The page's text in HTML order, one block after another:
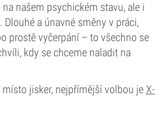
našem psychickém stavu, ale i
a únavné směny v práci,
prostě vyčerpání – to všechno se
kdy se chceme naladit na
jisker, nejpřímější volbou je X-